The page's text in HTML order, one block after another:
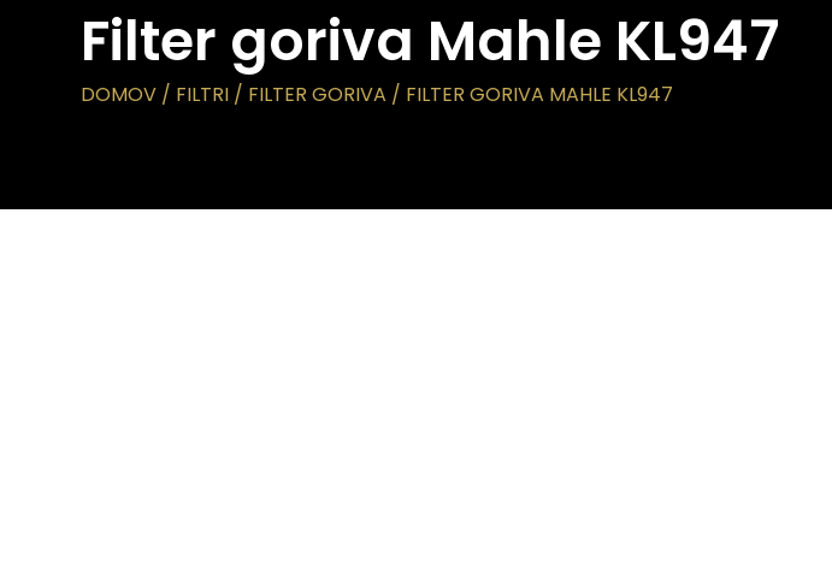
Filter goriva Mahle KL947
DOMOV / FILTRI / FILTER GORIVA / FILTER GORIVA MAHLE KL947